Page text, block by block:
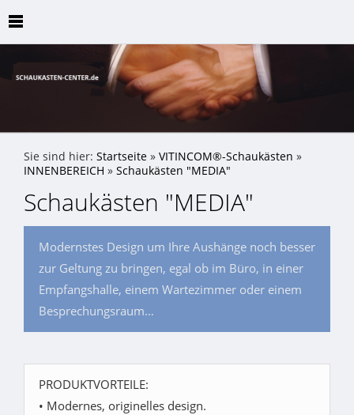
Sie sind hier: Startseite » VITINCOM®-Schaukästen »
INNENBEREICH » Schaukästen "MEDIA"
Schaukästen "MEDIA"
Modernstes Design um Ihre Aushänge noch besser
zur Geltung zu bringen, egal ob im Büro, in einer
Empfangshalle, einem Wartezimmer oder einem
Besprechungsraum…
PRODUKTVORTEILE:
• Modernes, originelles design.